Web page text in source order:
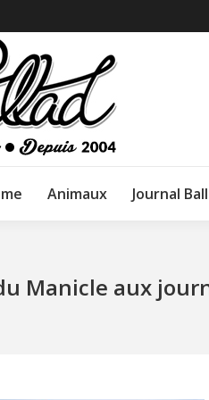
Animaux Journal
Manicle aux